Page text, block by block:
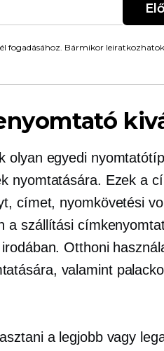
fogadásához. Bármikor
olyan egyedi
nyomtatására. Ezek a
címet, nyomkövetési
a szállítási
Otthoni
valamint
a legjobb vagy